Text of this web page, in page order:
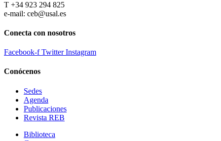
T +34 923 294 825
e-mail: ceb@usal.es
Conecta con nosotros
Facebook-f Twitter Instagram
Conócenos
Sedes
Agenda
Publicaciones
Revista REB
Biblioteca